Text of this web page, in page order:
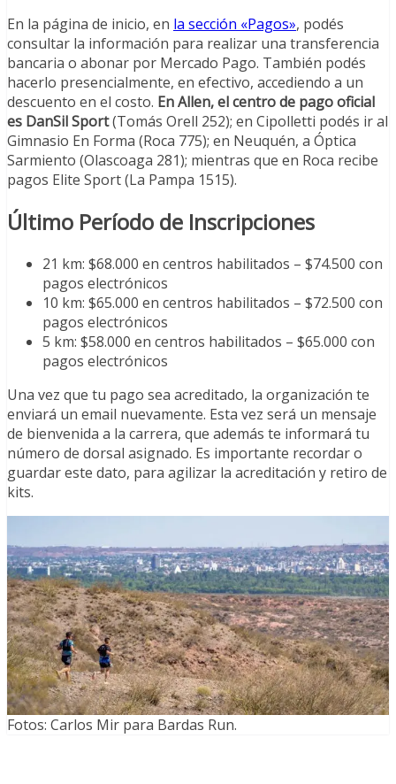
En la página de inicio, en la sección «Pagos», podés
consultar la información para realizar una transferencia
bancaria o abonar por Mercado Pago. También podés
hacerlo presencialmente, en efectivo, accediendo a un
descuento en el costo. En Allen, el centro de pago oficial
es DanSil Sport(Tomás Orell 252); en Cipolletti podés ir al
Gimnasio En Forma (Roca 775); en Neuquén, a Óptica
Sarmiento (Olascoaga 281); mientras que en Roca recibe
pagos Elite Sport (La Pampa 1515).
Último Período de Inscripciones
21 km: $68.000 en centros habilitados – $74.500 con
pagos electrónicos
10 km: $65.000 en centros habilitados – $72.500 con
pagos electrónicos
5 km: $58.000 en centros habilitados – $65.000 con
pagos electrónicos
Una vez que tu pago sea acreditado, la organización te
enviará un email nuevamente. Esta vez será un mensaje
de bienvenida a la carrera, que además te informará tu
número de dorsal asignado. Es importante recordar o
guardar este dato, para agilizar la acreditación y retiro de
kits.
Fotos: Carlos Mir para Bardas Run.